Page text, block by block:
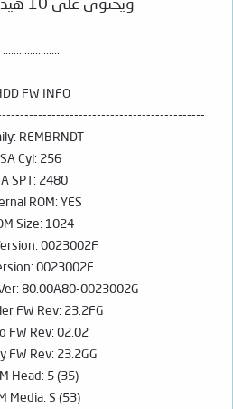
FW INFO:
REMBRNDT
SA Cyl: 256
SPT: 2480
ROM: YES
Size: 1024
0023002F
0023002F
80.00A80-0023002G
FW Rev: 23.2FG
FW Rev: 02.02
FW Rev: 23.2GG
Head: 5 (35)
Media: S (53)